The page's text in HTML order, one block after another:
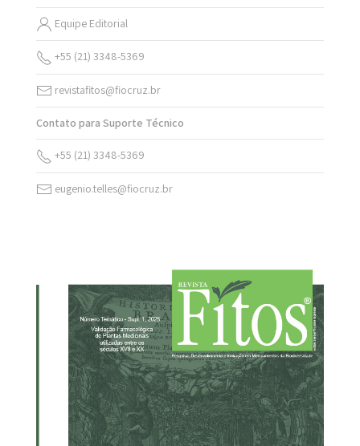
Equipe Editorial
+55 (21) 3348-5369
revistafitos@fiocruz.br
Contato para Suporte Técnico
+55 (21) 3348-5369
eugenio.telles@fiocruz.br